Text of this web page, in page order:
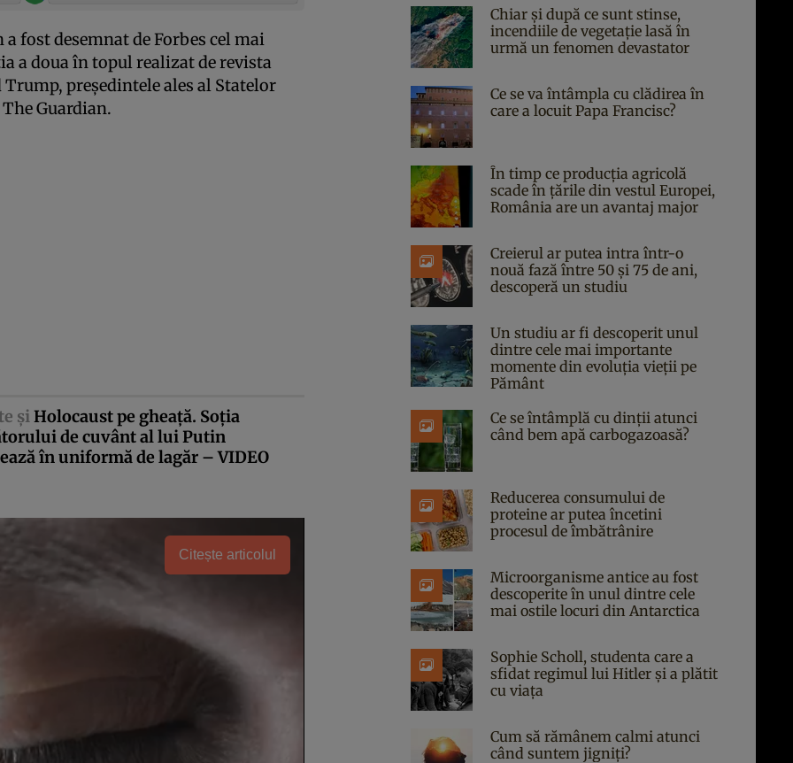
fost desemnat de Forbes cel mai
a doua în topul realizat de revista
preşedintele ales al Statelor
Guardian.
şiHolocaust pe gheaţă. Soţia
de cuvânt al lui Putin
în uniformă de lagăr – VIDEO
Citește articolul
Chiar și după ce sunt stinse,
incendiile de vegetație lasă în
urmă un fenomen devastator
Ce se va întâmpla cu clădirea în
care a locuit Papa Francisc?
În timp ce producția agricolă
scade în țările din vestul Europei,
România are un avantaj major
Creierul ar putea intra într-o
nouă fază între 50 și 75 de ani,
descoperă un studiu
Un studiu ar fi descoperit unul
dintre cele mai importante
momente din evoluția vieții pe
Pământ
Ce se întâmplă cu dinții atunci
când bem apă carbogazoasă?
Reducerea consumului de
proteine ar putea încetini
procesul de îmbătrânire
Microorganisme antice au fost
descoperite în unul dintre cele
mai ostile locuri din Antarctica
Sophie Scholl, studenta care a
sfidat regimul lui Hitler și a plătit
cu viața
Cum să rămânem calmi atunci
când suntem jigniți?